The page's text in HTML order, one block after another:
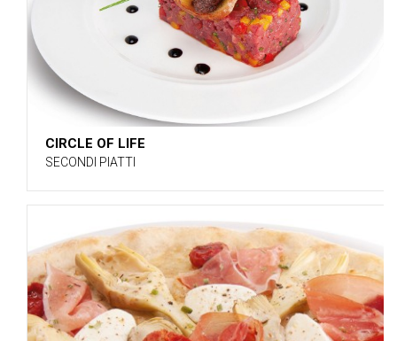
CIRCLE OF LIFE
SECONDI PIATTI